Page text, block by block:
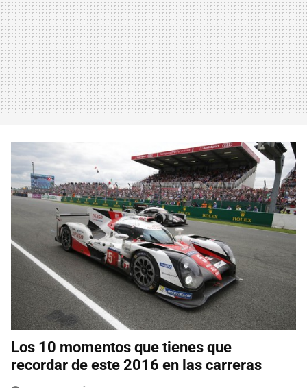
Los 10 momentos que tienes que
recordar de este 2016 en las carreras